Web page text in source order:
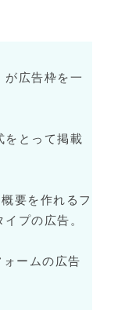
が広告枠を一
をとって掲載
要を作れるフ
プの広告。
ームの広告